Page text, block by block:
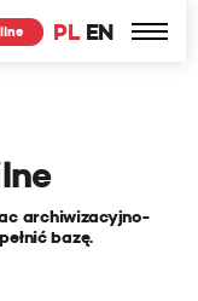
PL EN
archiwizacyjno-
bazę.